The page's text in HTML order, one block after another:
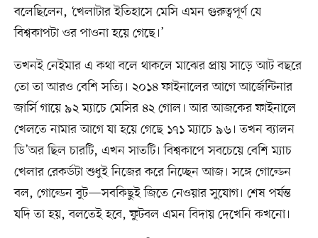
বলেছিলেন, ‘খেলাটার ইতিহাসে মেসি এমন গুরুত্বপূর্ণ যে
বিশ্বকাপটা ওর পাওনা হয়ে গেছে‌।’
তখনই নেইমার এ কথা বলে থাকলে মাঝের প্রায় সাড়ে আট বছরে
তো তা আরও বেশি সত্যি। ২০১৪ ফাইনালের আগে আর্জেন্টিনার
জার্সি গায়ে ৯২ ম্যাচে মেসির ৪২ গোল। আর আজকের ফাইনালে
খেলতে নামার আগে যা হয়ে গেছে ১৭১ ম্যাচে ৯৬। তখন ব্যালন
ডি’অর ছিল চারটি, এখন সাতটি। বিশ্বকাপে সবচেয়ে বেশি ম্যাচ
খেলার রেকর্ডটা শুধুই নিজের করে নিচ্ছেন আজ। সঙ্গে গোল্ডেন
বল, গোল্ডেন বুট—সবকিছুই জিতে নেওয়ার সুযোগ। শেষ পর্যন্ত
যদি তা হয়, বলতেই হবে, ফুটবল এমন বিদায় দেখেনি কখনো।